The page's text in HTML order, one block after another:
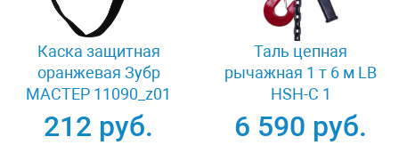
Каска защитная
оранжевая Зубр
МАСТЕР 11090_z01
212 руб.
Таль цепная
рычажная 1 т 6 м LB
HSH-C 1
6 590 руб.